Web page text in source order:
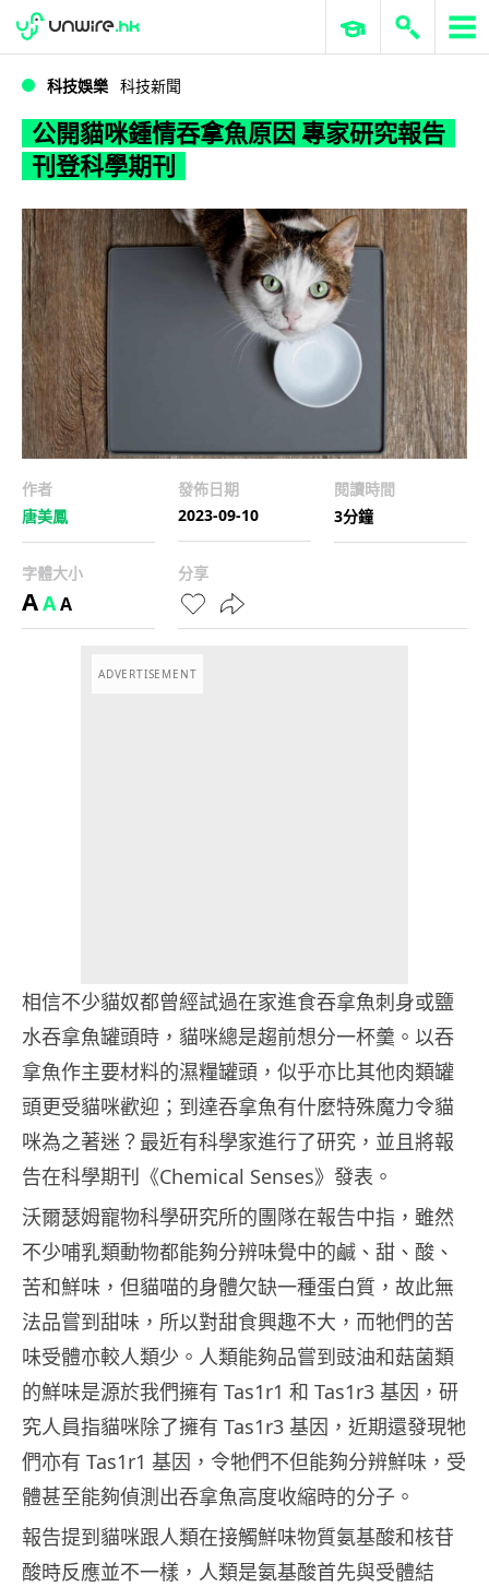
WWDC 2026 ERP 與商業 AI
科技娛樂 科技新聞
公開貓咪鍾情吞拿魚原因 專家研究報告
刊登科學期刊
作者
唐美鳳
發佈日期
2023-09-10
閱讀時間
3分鐘
字體大小
AAA
分享
ADVERTISEMENT
相信不少貓奴都曾經試過在家進食吞拿魚刺身或鹽
水吞拿魚罐頭時，貓咪總是趨前想分一杯羹。以吞
拿魚作主要材料的濕糧罐頭，似乎亦比其他肉類罐
頭更受貓咪歡迎；到達吞拿魚有什麼特殊魔力令貓
咪為之著迷？最近有科學家進行了研究，並且將報
告在科學期刊《Chemical Senses》發表。
沃爾瑟姆寵物科學研究所的團隊在報告中指，雖然
不少哺乳類動物都能夠分辨味覺中的鹹、甜、酸、
苦和鮮味，但貓喵的身體欠缺一種蛋白質，故此無
法品嘗到甜味，所以對甜食興趣不大，而牠們的苦
味受體亦較人類少。人類能夠品嘗到豉油和菇菌類
的鮮味是源於我們擁有 Tas1r1 和 Tas1r3 基因，研
究人員指貓咪除了擁有 Tas1r3 基因，近期還發現牠
們亦有 Tas1r1 基因，令牠們不但能夠分辨鮮味，受
體甚至能夠偵測出吞拿魚高度收縮時的分子。
報告提到貓咪跟人類在接觸鮮味物質氨基酸和核苷
酸時反應並不一樣，人類是氨基酸首先與受體結